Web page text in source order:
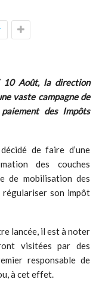
Août, la direction
vaste campagne de
des Impôts
de faire d’une
des couches
de mobilisation des
régulariser son impôt
lancée, il est à noter
visitées par des
responsable de
à cet effet.